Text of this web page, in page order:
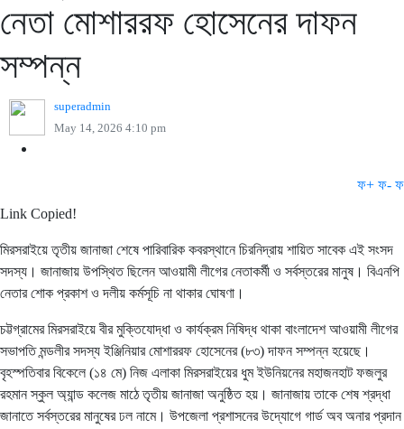
নেতা মোশাররফ হোসেনের দাফন
সম্পন্ন
superadmin
May 14, 2026 4:10 pm
ফ+ ফ- ফ
Link Copied!
মিরসরাইয়ে তৃতীয় জানাজা শেষে পারিবারিক কবরস্থানে চিরনিদ্রায় শায়িত সাবেক এই সংসদ
সদস্য। জানাজায় উপস্থিত ছিলেন আওয়ামী লীগের নেতাকর্মী ও সর্বস্তরের মানুষ। বিএনপি
নেতার শোক প্রকাশ ও দলীয় কর্মসূচি না থাকার ঘোষণা।
চট্টগ্রামের মিরসরাইয়ে বীর মুক্তিযোদ্ধা ও কার্যক্রম নিষিদ্ধ থাকা বাংলাদেশ আওয়ামী লীগের
সভাপতি মন্ডলীর সদস্য ইঞ্জিনিয়ার মোশাররফ হোসেনের (৮৩) দাফন সম্পন্ন হয়েছে।
বৃহস্পতিবার বিকেলে (১৪ মে) নিজ এলাকা মিরসরাইয়ের ধুম ইউনিয়নের মহাজনহাট ফজলুর
রহমান স্কুল অ্যান্ড কলেজ মাঠে তৃতীয় জানাজা অনুষ্ঠিত হয়। জানাজায় তাকে শেষ শ্রদ্ধা
জানাতে সর্বস্তরের মানুষের ঢল নামে। উপজেলা প্রশাসনের উদ্যোগে গার্ড অব অনার প্রদান